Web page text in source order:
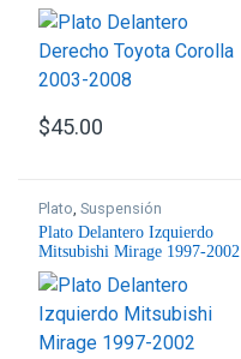
$45.00
Plato,Suspensión
Plato Delantero Izquierdo
Mitsubishi Mirage 1997-2002